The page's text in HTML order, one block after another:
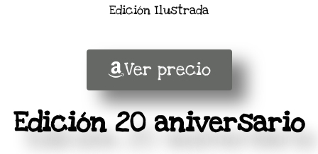
Edición Ilustrada
Ver precio
Edición 20 aniversario